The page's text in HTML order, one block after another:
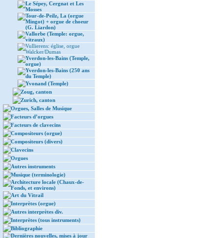
Le Sépey, Cergnat et Les
Mosses
Tour-de-Peilz, La (orgue
Mingot) + orgue de choeur
(G. Liardon)
Vallorbe (Temple: orgue,
vitraux)
Vullierens: église, orgue
Walcker/Dumas
Yverdon-les-Bains (Temple,
orgue)
Yverdon-les-Bains (250 ans
du Temple)
Yvonand (Temple)
Zoug, canton
Zurich, canton
Orgues, Salles de Musique
Facteurs d’orgues
Facteurs de clavecins
Compositeurs (orgue)
Compositeurs (divers)
Clavecins
Orgues
Autres instruments
Musique (terminologie)
Architecture locale (Chaux-de-
Fonds, et environs)
Art du Vitrail
Interprètes (orgue)
Autres interprètes div.
Interprètes (tous instruments)
Bibliographie
Dernières nouvelles, mises à jour